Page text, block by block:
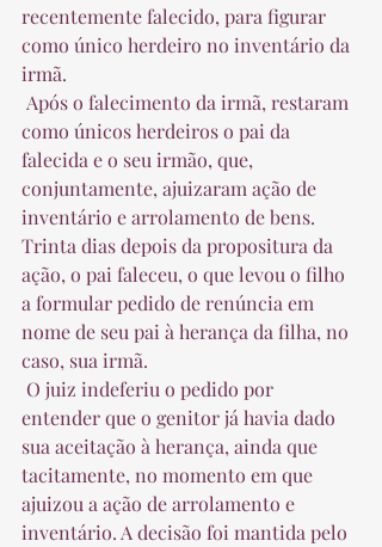
recentemente falecido, para figurar
como único herdeiro no inventário da
irmã.
como únicos herdeiros o pai da
falecida e o seu irmão, que,
conjuntamente, ajuizaram ação de
inventário e arrolamento de bens.
Trinta dias depois da propositura da
ação, o pai faleceu, o que levou o filho
a formular pedido de renúncia em
nome de seu pai à herança da filha, no
caso, sua irmã.
entender que o genitor já havia dado
sua aceitação à herança, ainda que
tacitamente, no momento em que
ajuizou a ação de arrolamento e
inventário. A decisão foi mantida pelo